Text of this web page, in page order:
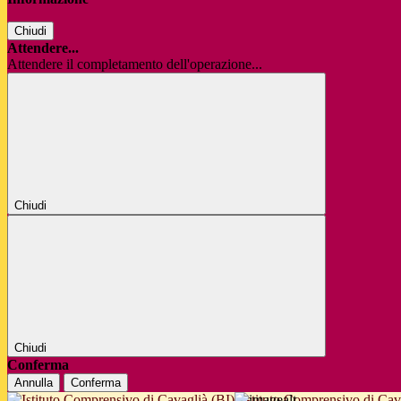
Chiudi
Attendere...
Attendere il completamento dell'operazione...
Chiudi
Chiudi
Conferma
Annulla Conferma